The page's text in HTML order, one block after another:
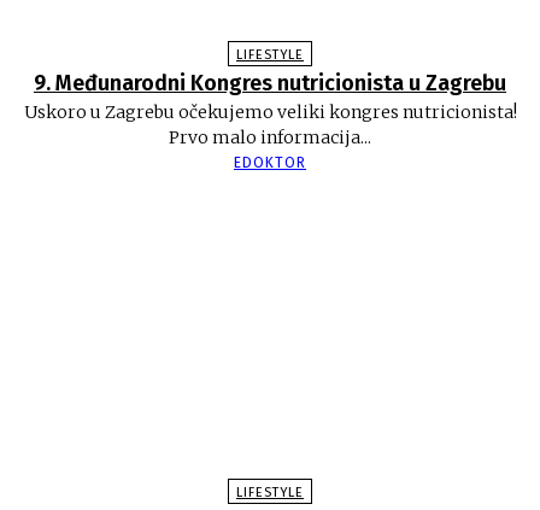
LIFESTYLE
9. Međunarodni Kongres nutricionista u Zagrebu
Uskoro u Zagrebu očekujemo veliki kongres nutricionista!
Prvo malo informacija...
EDOKTOR
LIFESTYLE